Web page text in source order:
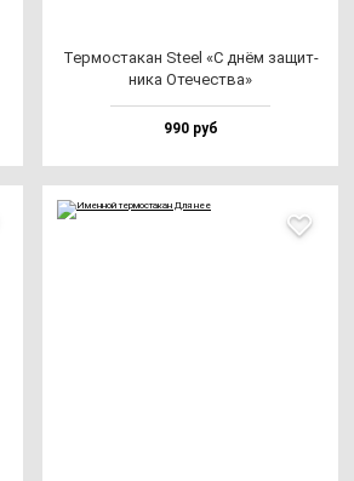
Тер­мос­та­кан Ste­el «С днём за­щит­
ни­ка Оте­чес­тва»
990 руб